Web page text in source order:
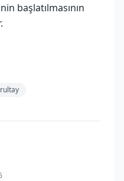
başlatılmasının